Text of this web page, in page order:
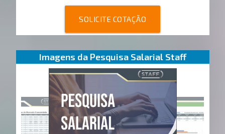
SOLICITE COTAÇÃO
Imagens da Pesquisa Salarial Staff